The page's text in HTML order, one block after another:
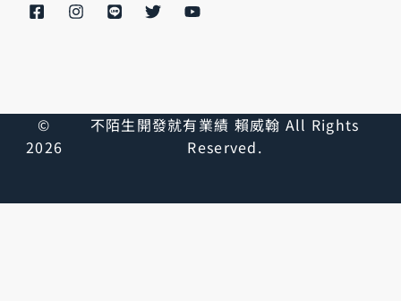
©
2026
不陌生開發就有業績 賴威翰 All Rights
Reserved.